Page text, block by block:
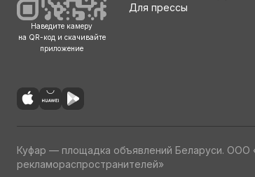
Наведите камеру
на QR-код и скачивайте
приложение
Для прессы
Куфар — площадка объявлений Беларуси. ООО
рекламораспространителей»